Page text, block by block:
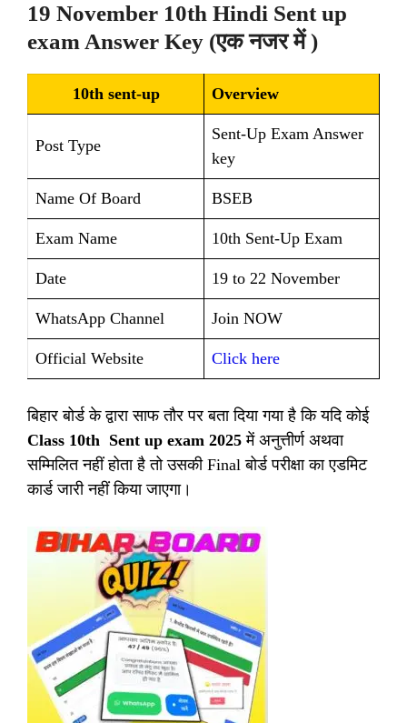
19 November 10th Hindi Sent up
exam Answer Key (एक नजर में )
10th sent-up Overview
Post Type
Sent-Up Exam Answer
key
Name Of Board BSEB
Exam Name 10th Sent-Up Exam
Date 19 to 22 November
WhatsApp Channel Join NOW
Official Website Click here
बिहार बोर्ड के द्वारा साफ तौर पर बता दिया गया है कि यदि कोई
Class 10th Sent up exam 2025 में अनुत्तीर्ण अथवा
सम्मिलित नहीं होता है तो उसकी Final बोर्ड परीक्षा का एडमिट
कार्ड जारी नहीं किया जाएगा।